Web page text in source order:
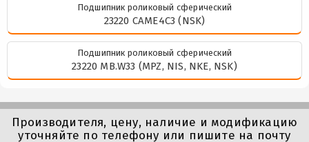
Подшипник роликовый сферический
23220 CAME4C3 (NSK)
Подшипник роликовый сферический
23220 MB.W33 (MPZ, NIS, NKE, NSK)
Производителя, цену, наличие и модификацию
уточняйте по телефону или пишите на почту